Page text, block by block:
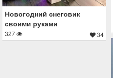
Новогодний снеговик
своими руками
327 34